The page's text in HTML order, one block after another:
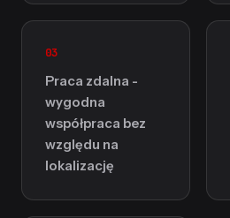
03
Praca zdalna -
wygodna
współpraca bez
względu na
lokalizację